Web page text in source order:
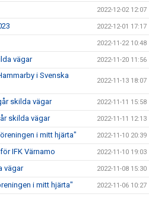
2022-12-02 12:07
2022-12-01 17:17
2022-11-22 10:48
vägar 2022-11-20 11:56
i Svenska
2022-11-13 18:07
skilda vägar 2022-11-11 15:58
skilda vägar 2022-11-11 12:13
i mitt hjärta" 2022-11-10 20:39
IFK Värnamo 2022-11-10 19:03
vägar 2022-11-08 15:30
i mitt hjärta" 2022-11-06 10:27